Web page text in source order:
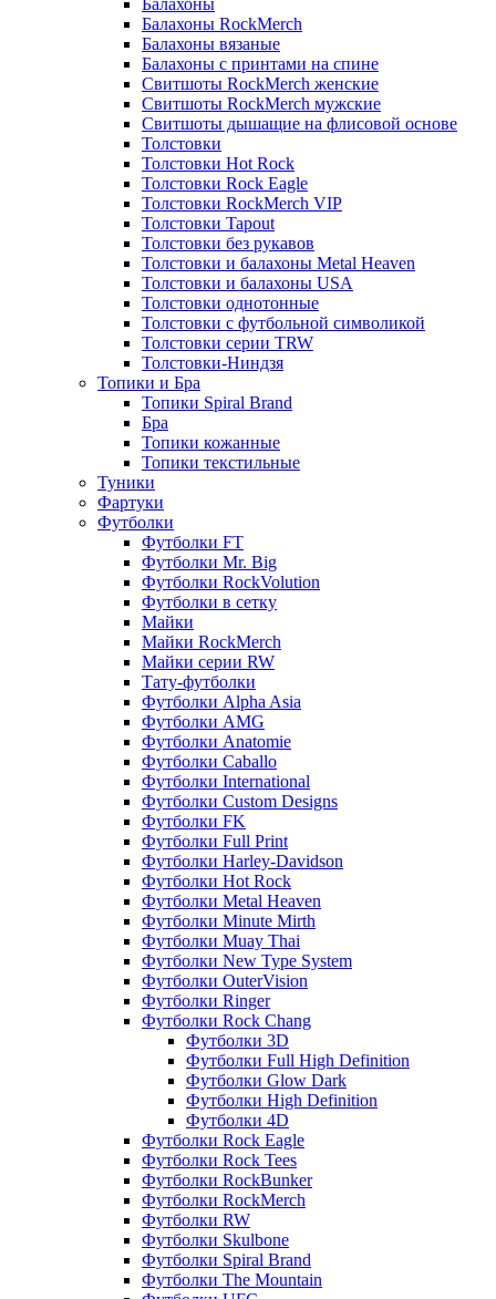
Балахоны RockMerch
Балахоны вязаные
Балахоны с принтами на спине
Свитшоты RockMerch женские
Свитшоты RockMerch мужские
Свитшоты дышащие на флисовой основе
Толстовки
Толстовки Hot Rock
Толстовки Rock Eagle
Толстовки RockMerch VIP
Толстовки Tapout
Толстовки без рукавов
Толстовки и балахоны Metal Heaven
Толстовки и балахоны USA
Толстовки однотонные
Толстовки с футбольной символикой
Толстовки серии TRW
Толстовки-Ниндзя
Топики и Бра
Топики Spiral Brand
Бра
Топики кожанные
Топики текстильные
Туники
Фартуки
Футболки
Футболки FT
Футболки Mr. Big
Футболки RockVolution
Футболки в сетку
Майки
Майки RockMerch
Майки серии RW
Тату-футболки
Футболки Alpha Asia
Футболки AMG
Футболки Anatomie
Футболки Caballo
Футболки International
Футболки Custom Designs
Футболки FK
Футболки Full Print
Футболки Harley-Davidson
Футболки Hot Rock
Футболки Metal Heaven
Футболки Minute Mirth
Футболки Muay Thai
Футболки New Type System
Футболки OuterVision
Футболки Ringer
Футболки Rock Chang
Футболки 3D
Футболки Full High Definition
Футболки Glow Dark
Футболки High Definition
Футболки 4D
Футболки Rock Eagle
Футболки Rock Tees
Футболки RockBunker
Футболки RockMerch
Футболки RW
Футболки Skulbone
Футболки Spiral Brand
Футболки The Mountain